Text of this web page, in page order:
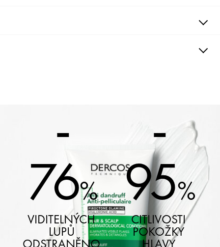
-
76%
VIDITELNÝCH
LUPŮ
-
95%
CITLIVOSTI
POKOŽKY